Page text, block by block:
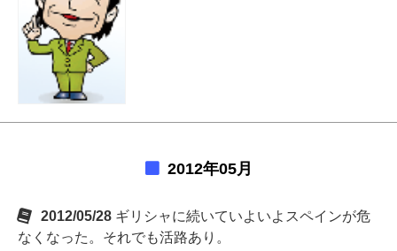
2012年05月
2012/05/28 ギリシャに続いていよいよスペインが危
なくなった。それでも活路あり。